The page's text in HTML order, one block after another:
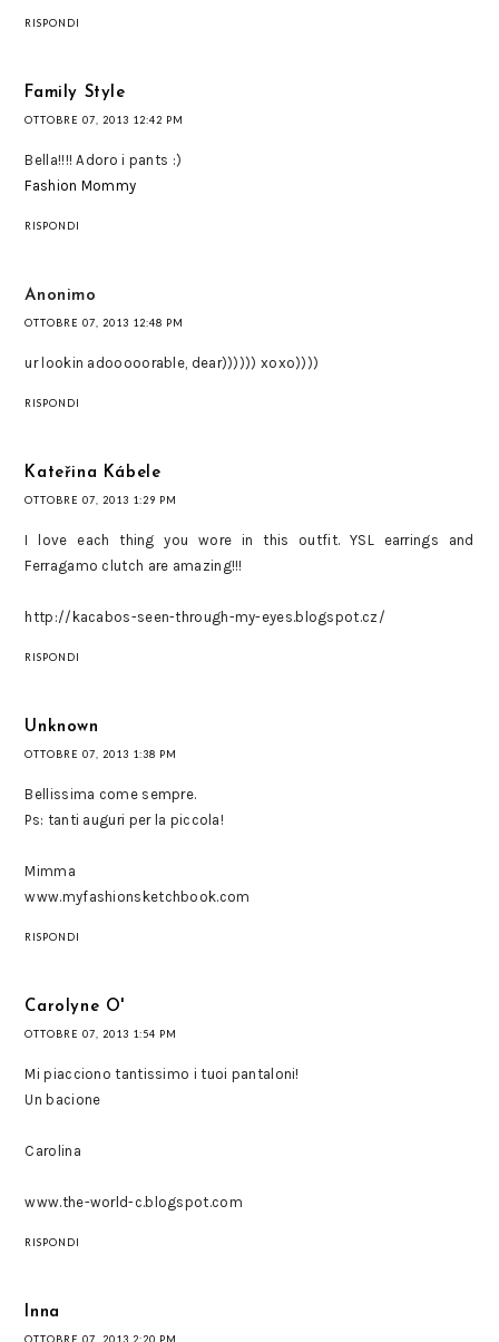
RISPONDI
Family Style
OTTOBRE 07, 2013 12:42 PM
Bella!!!! Adoro i pants :)
Fashion Mommy
RISPONDI
Anonimo
OTTOBRE 07, 2013 12:48 PM
ur lookin adooooorable, dear)))))) xoxo))))
RISPONDI
Kateřina Kábele
OTTOBRE 07, 2013 1:29 PM
I love each thing you wore in this outfit. YSL earrings and
Ferragamo clutch are amazing!!!
http://kacabos-seen-through-my-eyes.blogspot.cz/
RISPONDI
Unknown
OTTOBRE 07, 2013 1:38 PM
Bellissima come sempre.
Ps: tanti auguri per la piccola!
Mimma
www.myfashionsketchbook.com
RISPONDI
Carolyne O'
OTTOBRE 07, 2013 1:54 PM
Mi piacciono tantissimo i tuoi pantaloni!
Un bacione
Carolina
www.the-world-c.blogspot.com
RISPONDI
Inna
OTTOBRE 07, 2013 2:20 PM